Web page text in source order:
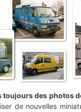
des photos
de nouvelles